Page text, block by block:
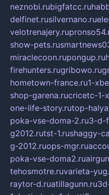
neznobi.rubigfatcc.ru
delfinet.rusilvernano.ru
velotrenajery.ru
show-pets.ru
miraclecoon.rupongup.ru
firehunters.rugribowo.ru
hometown-france.ru1-
shop-garena.rucricetc-1-
one-life-story.rutop-
poka-vse-doma-2.ru3-d-
g2012.rutst-1.rushaggy-
g-2012.ruops-mgr.ru
poka-vse-doma2.ru
tehosmotre.ruvarieta-
raytor-d.ruatillagunn.ru